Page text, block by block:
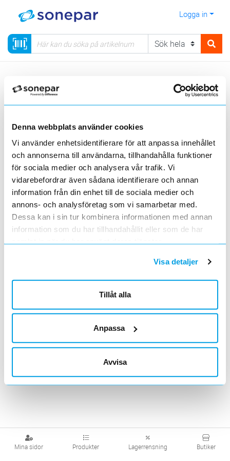
Denna webbplats använder cookies
Vi använder enhetsidentifierare för att anpassa innehållet
och annonserna till användarna, tillhandahålla funktioner
för sociala medier och analysera vår trafik. Vi
vidarebefordrar även sådana identifierare och annan
information från din enhet till de sociala medier och
annons- och analysföretag som vi samarbetar med.
Dessa kan i sin tur kombinera informationen med annan
information som du har tillhandahållit eller som de har
samlat in när du har använt deras tjänster.
Visa detaljer
Tillåt alla
Anpassa
Avvisa
Logga in
Mina sidor Produkter Lagerrensning Butiker
Exma Compact Exma Rapid
Visa produkter från alla underliggande kategorier